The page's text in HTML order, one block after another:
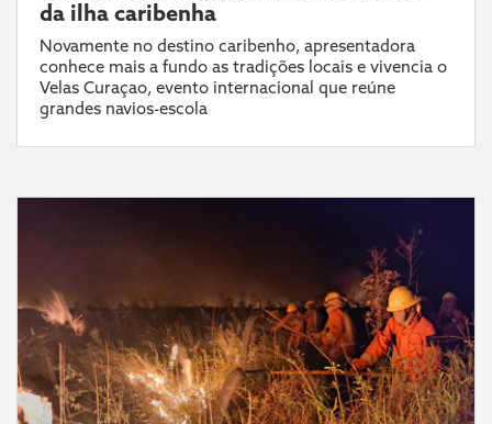
da ilha caribenha
Novamente no destino caribenho, apresentadora
conhece mais a fundo as tradições locais e vivencia o
Velas Curaçao, evento internacional que reúne
grandes navios-escola